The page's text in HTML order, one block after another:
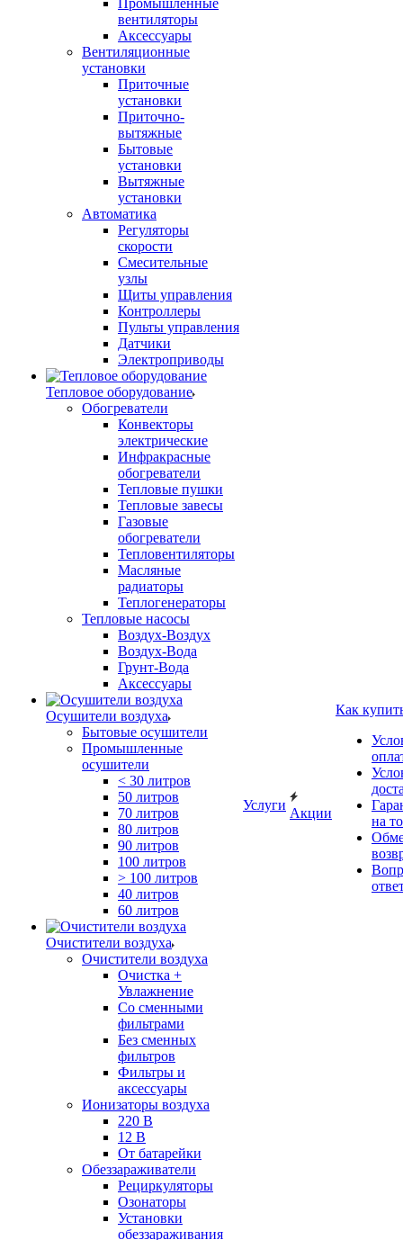
Промышленные
вентиляторы
Аксессуары
Вентиляционные
установки
Приточные
установки
Приточно-
вытяжные
Бытовые
установки
Вытяжные
установки
Автоматика
Регуляторы
скорости
Смесительные
узлы
Щиты управления
Контроллеры
Пульты управления
Датчики
Электроприводы
Тепловое оборудование
Обогреватели
Конвекторы
электрические
Инфракрасные
обогреватели
Тепловые пушки
Тепловые завесы
Газовые
обогреватели
Тепловентиляторы
Масляные
радиаторы
Теплогенераторы
Тепловые насосы
Воздух-Воздух
Воздух-Вода
Грунт-Вода
Аксессуары
Осушители воздуха
Бытовые осушители
Промышленные
осушители
< 30 литров
50 литров
70 литров
80 литров
90 литров
100 литров
> 100 литров
40 литров
60 литров
Очистители воздуха
Очистители воздуха
Очистка +
Увлажнение
Cо сменными
фильтрами
Без сменных
фильтров
Фильтры и
аксессуары
Ионизаторы воздуха
220 В
12 В
От батарейки
Обеззараживатели
Рециркуляторы
Озонаторы
Установки
обеззараживания
Услуги
Акции
Как
на